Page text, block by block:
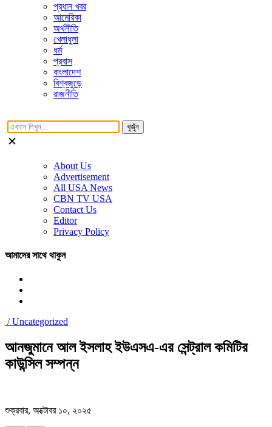
প্রধান খবর
আমেরিকা
অর্থনীতি
খেলাধুলা
ধর্ম
প্রবাস
বাংলাদেশ
বিশ্বজুড়ে
রাজনীতি
খুজুঁন
About Us
Advertisement
All USA News
CBN TV USA
Contact Us
Editor
Privacy Policy
আমাদের সাথে থাকুন
/Uncategorized
আনজুমানে আল ইসলাহ ইউএসএ-এর সেন্ট্রাল কমিটির
কাউন্সিল সম্পন্ন
শুক্রবার, অক্টোবর ১০, ২০২৫